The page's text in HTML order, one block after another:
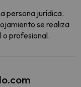
persona jurídica.
se realiza
o profesional.